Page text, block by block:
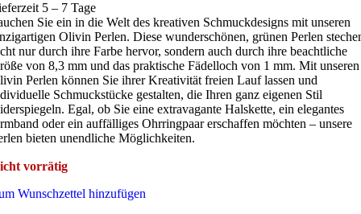
5 – 7 Tage
Sie ein in die Welt des kreativen Schmuckdesigns mit unseren
Olivin Perlen. Diese wunderschönen, grünen Perlen
nur durch ihre Farbe hervor, sondern auch durch ihre beachtliche
von 8,3 mm und das praktische Fädelloch von 1 mm. Mit unseren
Perlen können Sie ihrer Kreativität freien Lauf lassen und
Schmuckstücke gestalten, die Ihren ganz eigenen Stil
Egal, ob Sie eine extravagante Halskette, ein elegantes
oder ein auffälliges Ohrringpaar erschaffen möchten – unsere
bieten unendliche Möglichkeiten.
vorrätig
Wunschzettel hinzufügen